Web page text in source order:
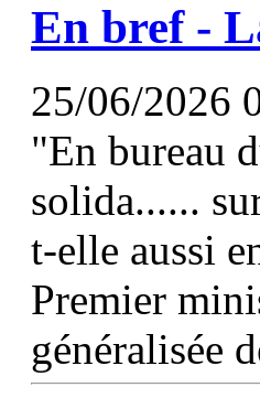
En bref -
25/06/2026
"En bureau
solida......
t-elle aussi
Premier
généralisée